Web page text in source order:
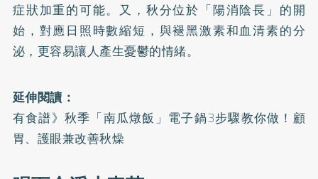
症狀加重的可能。又，秋分位於「陽消陰長」的開
始，對應日照時數縮短，與褪黑激素和血清素的分
泌，更容易讓人產生憂鬱的情緒。
延伸閱讀：
有食譜》秋季「南瓜燉飯」電子鍋3步驟教你做！顧
胃、護眼兼改善秋燥